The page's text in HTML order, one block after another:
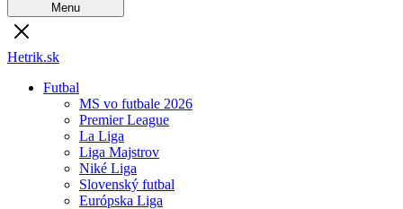
Menu
Hetrik.sk
Futbal
MS vo futbale 2026
Premier League
La Liga
Liga Majstrov
Niké Liga
Slovenský futbal
Európska Liga